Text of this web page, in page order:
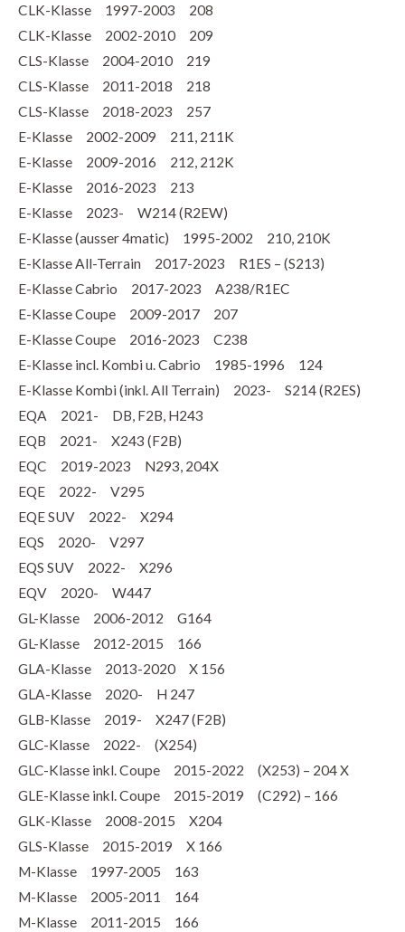
CLK-Klasse 1997-2003 208
CLK-Klasse 2002-2010 209
CLS-Klasse 2004-2010 219
CLS-Klasse 2011-2018 218
CLS-Klasse 2018-2023 257
E-Klasse 2002-2009 211, 211K
E-Klasse 2009-2016 212, 212K
E-Klasse 2016-2023 213
E-Klasse 2023- W214 (R2EW)
E-Klasse (ausser 4matic) 1995-2002 210, 210K
E-Klasse All-Terrain 2017-2023 R1ES – (S213)
E-Klasse Cabrio 2017-2023 A238/R1EC
E-Klasse Coupe 2009-2017 207
E-Klasse Coupe 2016-2023 C238
E-Klasse incl. Kombi u. Cabrio 1985-1996 124
E-Klasse Kombi (inkl. All Terrain) 2023- S214 (R2ES)
EQA 2021- DB, F2B, H243
EQB 2021- X243 (F2B)
EQC 2019-2023 N293, 204X
EQE 2022- V295
EQE SUV 2022- X294
EQS 2020- V297
EQS SUV 2022- X296
EQV 2020- W447
GL-Klasse 2006-2012 G164
GL-Klasse 2012-2015 166
GLA-Klasse 2013-2020 X 156
GLA-Klasse 2020- H 247
GLB-Klasse 2019- X247 (F2B)
GLC-Klasse 2022- (X254)
GLC-Klasse inkl. Coupe 2015-2022 (X253) – 204 X
GLE-Klasse inkl. Coupe 2015-2019 (C292) – 166
GLK-Klasse 2008-2015 X204
GLS-Klasse 2015-2019 X 166
M-Klasse 1997-2005 163
M-Klasse 2005-2011 164
M-Klasse 2011-2015 166